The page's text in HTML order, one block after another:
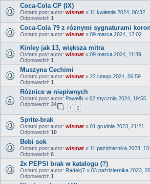
Coca-Cola CP (IX)
Ostatni post autor: wismat « 11 kwietnia 2024, 06:32
Odpowiedzi: 1
Coca-Cola 79 z róznymi sygnaturami
Ostatni post autor: wismat « 09 marca 2024, 12:02
Kinley jak 13, większa mitra
Ostatni post autor: wismat « 09 marca 2024, 11:39
Odpowiedzi: 1
Muszyna Cechimi
Ostatni post autor: wismat « 22 lutego 2024, 06:59
Odpowiedzi: 1
Różnice w niepiwnych
Ostatni post autor: PawełN « 02 stycznia 2024, 19:55
Odpowiedzi: 34
1 2
Sprite-brak
Ostatni post autor: wismat « 01 grudnia 2023, 21:21
Odpowiedzi: 10
Bebi sok
Ostatni post autor: wismat « 11 października 2023,
Odpowiedzi: 6
2x PEPSI brak w katalogu (?)
Ostatni post autor: Radekj7 « 03 października 2023,
Odpowiedzi: 1